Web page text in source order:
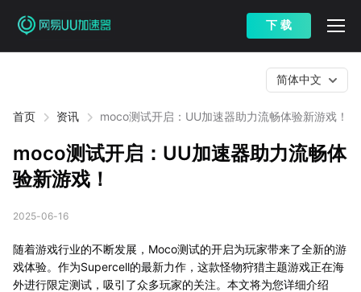
下 载
首页 资讯 moco测试开启：UU加速器助力流畅体验新游戏！
简体中文
moco测试开启：UU加速器助力流畅体
验新游戏！
2025-06-16
随着游戏行业的不断发展，Moco测试的开启为玩家带来了全新的游
戏体验。作为Supercell的最新力作，这款怪物狩猎主题游戏正在海
外进行限定测试，吸引了众多玩家的关注。本文将为您详细介绍